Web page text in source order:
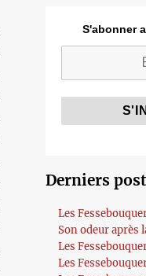
S'abonner
Derniers post
Les
Son odeur après
Les
Les